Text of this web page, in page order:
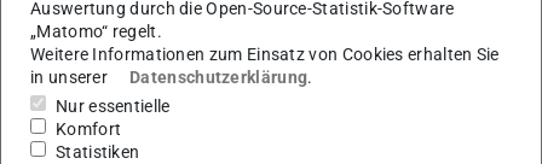
Dissertation – Vorgaben zum Titelblatt
Dokumentation Arbeitszeit Minijob
Stand: 01/2019
Auswertung durch die Open-Source-Statistik-Software
„Matomo“ regelt.
Weitere Informationen zum Einsatz von Cookies erhalten Sie
in unserer
Datenschutzerklärung.
Nur essentielle
Komfort
Statistiken